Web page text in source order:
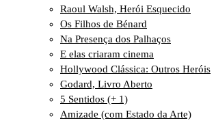
Raoul Walsh, Herói Esquecido
Os Filhos de Bénard
Na Presença dos Palhaços
E elas criaram cinema
Hollywood Clássica: Outros Heróis
Godard, Livro Aberto
5 Sentidos (+ 1)
Amizade (com Estado da Arte)